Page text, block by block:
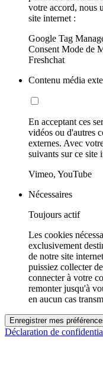
votre accord, nous
site internet :
Google Tag
Consent Mode de
Freshchat
Contenu média
En acceptant ces
vidéos ou d'autres
externes. Avec
suivants sur ce site
Vimeo, YouTube
Nécessaires
Toujours actif
Les cookies
exclusivement
de notre site
puissiez collecter
connecter à votre
remonter jusqu'à
en aucun cas
Enregistrer mes
Déclaration de